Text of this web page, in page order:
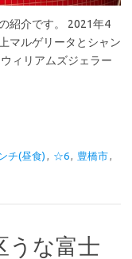
紹介です。 2021年4
マルゲリータとシャン
ィリアムズジェラー
チ(昼食) , ☆6, 豊橋市,
うな富士